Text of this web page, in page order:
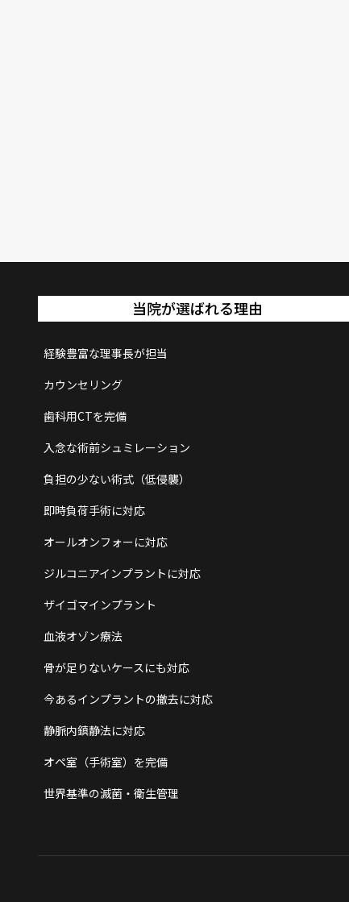
当院が選ばれる理由
経験豊富な理事長が担当
カウンセリング
歯科用CTを完備
入念な術前シュミレーション
負担の少ない術式（低侵襲）
即時負荷手術に対応
オールオンフォーに対応
ジルコニアインプラントに対応
ザイゴマインプラント
血液オゾン療法
骨が足りないケースにも対応
今あるインプラントの撤去に対応
静脈内鎮静法に対応
オペ室（手術室）を完備
世界基準の滅菌・衛生管理